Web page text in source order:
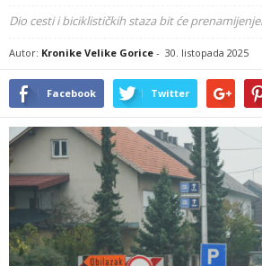
Dio cesti i biciklističkih staza bit će
Autor: Kronike Velike Gorice - 30. listopada 2025
Facebook Twitter